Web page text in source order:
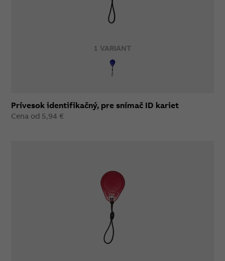
1 VARIANT
Prívesok identifikačný, pre snímač ID kariet
Cena od 5,94 €